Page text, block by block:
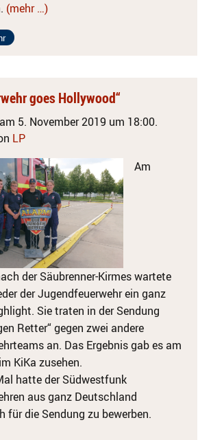
(mehr …)
goes Hollywood“
5. November 2019 um 18:00.
LP
Am
der Säubrenner-Kirmes wartete
der Jugendfeuerwehr ein ganz
Sie traten in der Sendung
Retter“ gegen zwei andere
an. Das Ergebnis gab es am
KiKa zusehen.
hatte der Südwestfunk
aus ganz Deutschland
für die Sendung zu bewerben.